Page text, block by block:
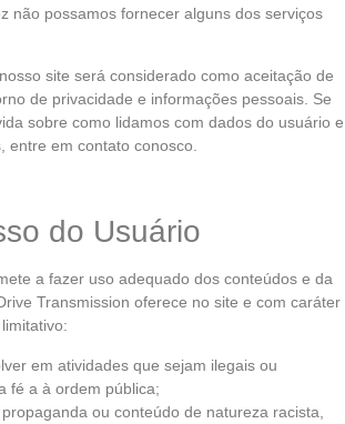
não possamos fornecer alguns dos serviços
site será considerado como aceitação de
de privacidade e informações pessoais. Se
sobre como lidamos com dados do usuário e
entre em contato conosco.
do Usuário
a fazer uso adequado dos conteúdos e da
Transmission oferece no site e com caráter
em atividades que sejam ilegais ou
fé a à ordem pública;
ou conteúdo de natureza racista,